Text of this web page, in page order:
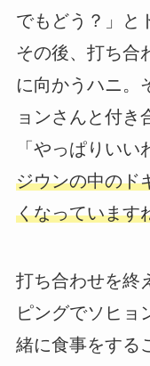
でもどう？」と
その後、打ち合
に向かうハニ。
ョンさんと付き
「やっぱりいい
ジウンの中のド
くなっています
打ち合わせを終
ピングでソヒョ
緒に食事をする